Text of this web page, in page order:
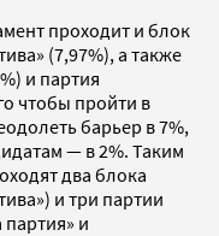
проходит и блок
(7,97%), а также
и партия
чтобы пройти в
барьер в 7%,
— в 2%. Таким
два блока
и три партии
и